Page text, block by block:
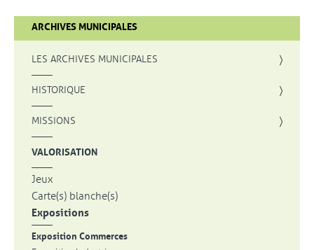
ARCHIVES MUNICIPALES
LES ARCHIVES MUNICIPALES
HISTORIQUE
MISSIONS
VALORISATION
Jeux
Carte(s) blanche(s)
Expositions
Exposition Commerces